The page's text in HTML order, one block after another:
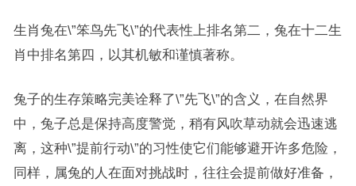
生肖兔在\”笨鸟先飞\”的代表性上排名第二，兔在十二生
肖中排名第四，以其机敏和谨慎著称。
兔子的生存策略完美诠释了\”先飞\”的含义，在自然界
中，兔子总是保持高度警觉，稍有风吹草动就会迅速逃
离，这种\”提前行动\”的习性使它们能够避开许多危险，
同样，属兔的人在面对挑战时，往往会提前做好准备，